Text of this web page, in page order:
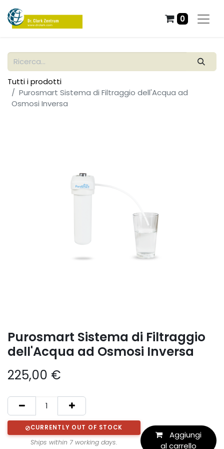
0
Tutti i prodotti
Purosmart Sistema di Filtraggio dell'Acqua ad
Osmosi Inversa
Purosmart Sistema di Filtraggio
dell'Acqua ad Osmosi Inversa
225,00 €
CURRENTLY OUT OF STOCK
Ships within 7 working days.
Aggiungi
al carrello